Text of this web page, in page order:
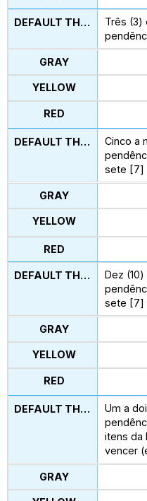
Três (3)
Cinco a
sete [7]
Dez
sete [7]
Um a
itens da
vencer